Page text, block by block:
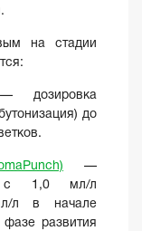
на стадии
до
—
с 1,0 мл/л
л в начале
развития